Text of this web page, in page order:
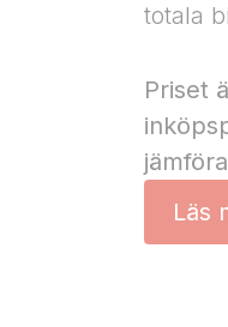
totala
Priset
Läs